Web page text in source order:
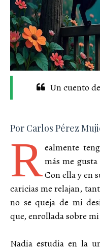
Un cuento
Por Carlos Pérez
Realmente
más me
Con ella y en
caricias me relajan,
no se queja de mi
que, enrollada sobre
Nadia estudia en la